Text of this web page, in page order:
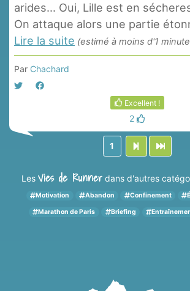
arides... Oui, Lille est en
On attaque alors une partie
Lire la suite (estimé à moins d'1
Par Chachard
Excellent !
2
1
LesVies de Runner dans d'autres
Motivation Abandon Confinement
Marathon de Paris Briefing